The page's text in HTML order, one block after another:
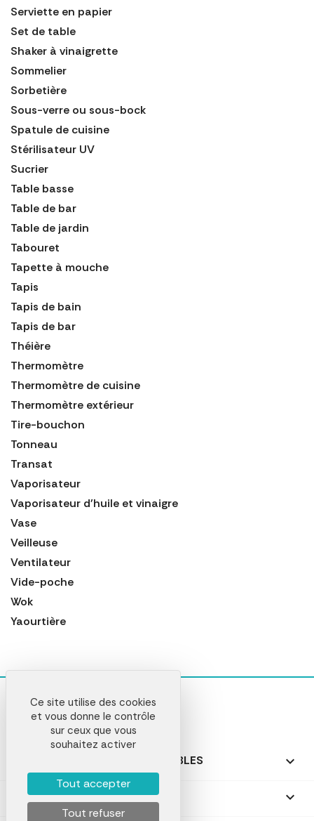
Serviette en papier
Set de table
Shaker à vinaigrette
Sommelier
Sorbetière
Sous-verre ou sous-bock
Spatule de cuisine
Stérilisateur UV
Sucrier
Table basse
Table de bar
Table de jardin
Tabouret
Tapette à mouche
Tapis
Tapis de bain
Tapis de bar
Théière
Thermomètre
Thermomètre de cuisine
Thermomètre extérieur
Tire-bouchon
Tonneau
Transat
Vaporisateur
Vaporisateur d'huile et vinaigre
Vase
Veilleuse
Ventilateur
Vide-poche
Wok
Yaourtière
NOS PRODUITS PERSONNALISABLES 
NOS CADEAUX PERSONNALISÉS 
Ce site utilise des cookies
et vous donne le contrôle
sur ceux que vous
souhaitez activer
Tout accepter
Tout refuser